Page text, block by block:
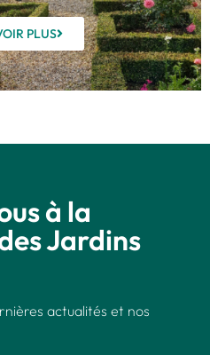
PLUS
à la
Jardins
actualités et nos